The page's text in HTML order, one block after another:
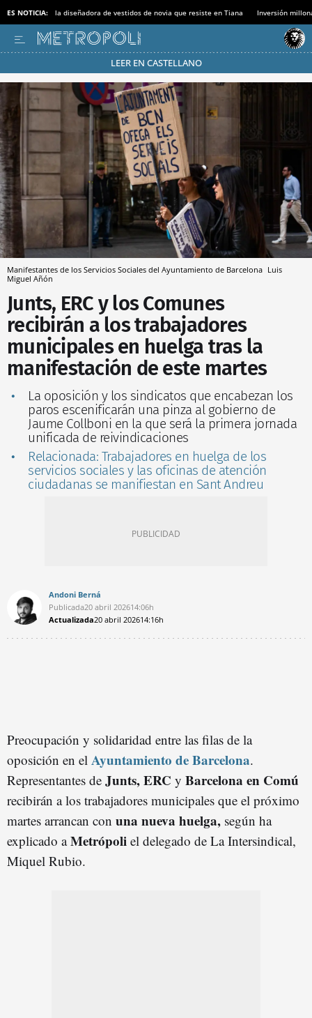
ES NOTICIA: la diseñadora de vestidos de novia que resiste en Tiana Inversión
LEER EN CASTELLANO
Pásate al MODO AHORRO
Manifestantes de los Servicios Sociales del Ayuntamiento de Barcelona Luis
Miguel Añón
Junts, ERC y los Comunes
recibirán a los trabajadores
municipales en huelga tras la
manifestación de este martes
La oposición y los sindicatos que encabezan los
paros escenificarán una pinza al gobierno de
Jaume Collboni en la que será la primera jornada
unificada de reivindicaciones
Relacionada: Trabajadores en huelga de los
servicios sociales y las oficinas de atención
ciudadanas se manifiestan en Sant Andreu
Andoni Berná
Publicada20 abril 202614:06h
Actualizada20 abril 202614:16h
Preocupación y solidaridad entre las filas de la
oposición en el Ayuntamiento de Barcelona.
Representantes de Junts, ERC y Barcelona en Comú
recibirán a los trabajadores municipales que el próximo
martes arrancan con una nueva huelga, según ha
explicado aMetrópoli el delegado de La Intersindical,
Miquel Rubio.